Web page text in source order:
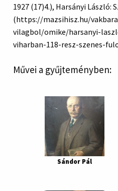
1927 (17)4.), Harsányi László:
(https://mazsihisz.hu/
vilagbol/omike/harsanyi-
viharban-118-resz-szenes-
Művei a gyűjteményben:
Sándor Pál